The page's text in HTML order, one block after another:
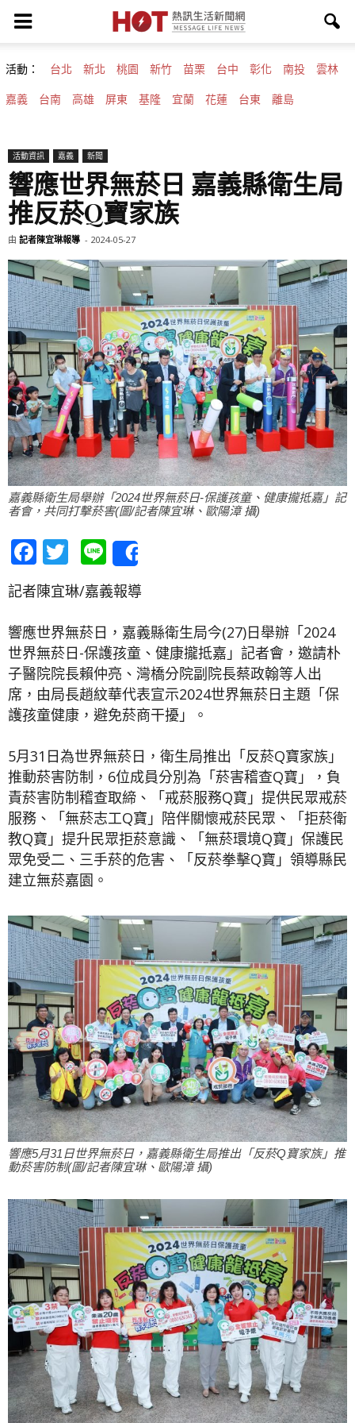
活動： 台北 新北 桃園 新竹 苗栗 台中 彰化 南投 雲林
嘉義 台南 高雄 屏東 基隆 宜蘭 花蓮 台東 離島
活動資訊 嘉義 新聞
響應世界無菸日 嘉義縣衛生局
推反菸Q寶家族
由 記者陳宜琳報導 - 2024-05-27
嘉義縣衛生局舉辦「2024世界無菸日-保護孩童、健康攏抵嘉」記
者會，共同打擊菸害(圖/記者陳宜琳、歐陽漳 攝)
Facebook
Twitter
Line
記者陳宜琳/嘉義報導
響應世界無菸日，嘉義縣衛生局今(27)日舉辦「2024
世界無菸日-保護孩童、健康攏抵嘉」記者會，邀請朴
子醫院院長賴仲亮、灣橋分院副院長蔡政翰等人出
席，由局長趙紋華代表宣示2024世界無菸日主題「保
護孩童健康，避免菸商干擾」。
5月31日為世界無菸日，衛生局推出「反菸Q寶家族」
推動菸害防制，6位成員分別為「菸害稽查Q寶」，負
責菸害防制稽查取締、「戒菸服務Q寶」提供民眾戒菸
服務、「無菸志工Q寶」陪伴關懷戒菸民眾、「拒菸衛
教Q寶」提升民眾拒菸意識、「無菸環境Q寶」保護民
眾免受二、三手菸的危害、「反菸拳擊Q寶」領導縣民
建立無菸嘉園。
響應5月31日世界無菸日，嘉義縣衛生局推出「反菸Q寶家族」推
動菸害防制(圖/記者陳宜琳、歐陽漳 攝)